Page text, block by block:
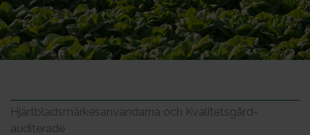
Hjärtbladsmärkesanvändarna och Kvalitetsgård-
auditerade